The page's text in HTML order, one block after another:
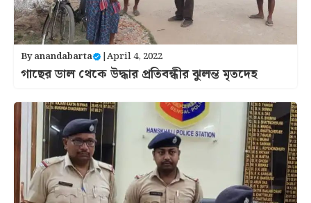
Byanandabarta |April 4, 2022
গাছের ডাল থেকে উদ্ধার প্রতিবন্ধীর ঝুলন্ত মৃতদেহ